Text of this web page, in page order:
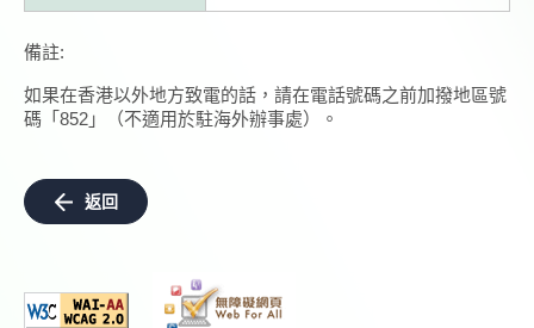
備註:
如果在香港以外地方致電的話，請在電話號碼之前加撥地區號
碼「852」（不適用於駐海外辦事處）。
返回